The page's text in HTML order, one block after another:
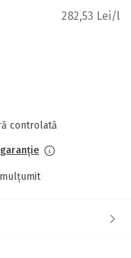
282,53 Lei/l
controlată